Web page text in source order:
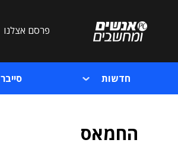
פרסם אצלנו
חדשות סייבר
החמאס